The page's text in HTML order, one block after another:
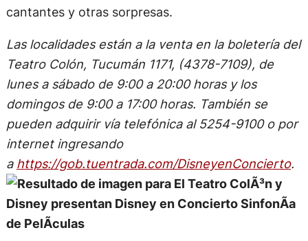
cantantes y otras sorpresas.
Las localidades están a la venta en la boletería del
Teatro Colón, Tucumán 1171, (4378-7109), de
lunes a sábado de 9:00a 20:00 horas y los
domingos de 9:00 a 17:00 horas. También se
pueden adquirir vía telefónica al 5254-9100 o por
internet ingresando
a https://gob.tuentrada.com/DisneyenConcierto.